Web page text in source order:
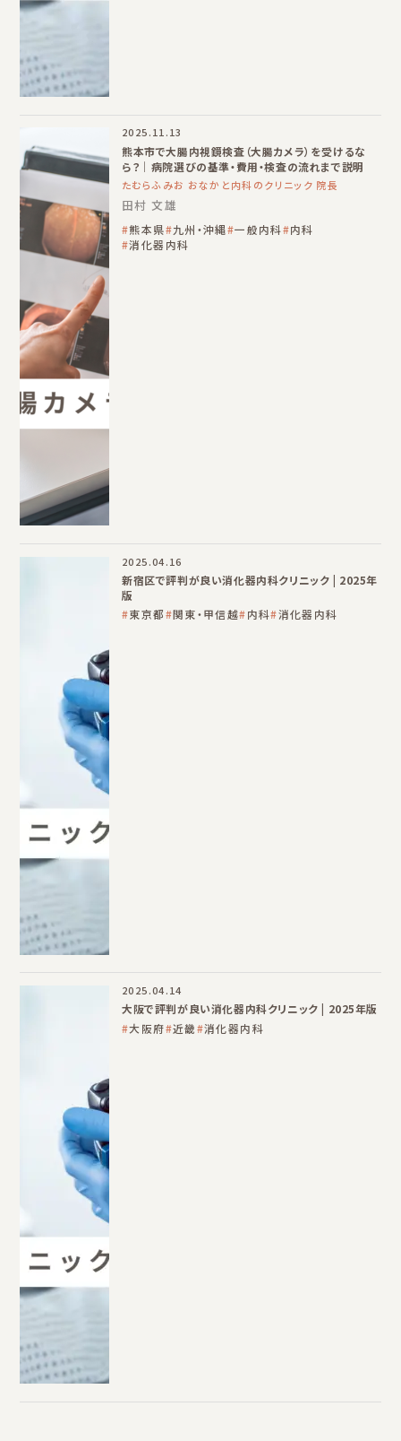
2025.11.13
熊本市で大腸内視鏡検査（大腸カメラ）を受けるな
ら？｜病院選びの基準・費用・検査の流れまで説明
たむらふみお おなかと内科のクリニック 院長
田村 文雄
熊本県 九州・沖縄 一般内科
内科
消化器内科
2025.04.16
新宿区で評判が良い消化器内科クリニック | 2025年
版
東京都
関東・甲信越 内科 消化器内科
2025.04.14
大阪で評判が良い消化器内科クリニック | 2025年版
大阪府 近畿 消化器内科